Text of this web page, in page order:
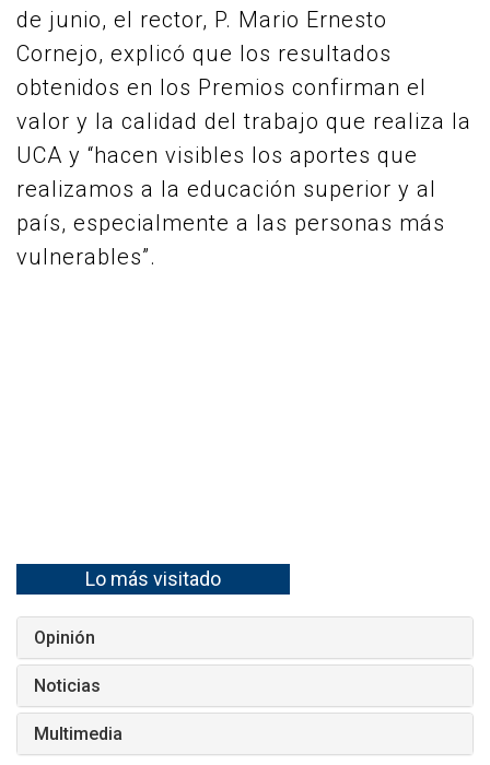
de junio, el rector, P. Mario Ernesto
Cornejo, explicó que los resultados
obtenidos en los Premios confirman el
valor y la calidad del trabajo que realiza la
UCA y “hacen visibles los aportes que
realizamos a la educación superior y al
país, especialmente a las personas más
vulnerables”.
Lo más visitado
Opinión
Noticias
Multimedia